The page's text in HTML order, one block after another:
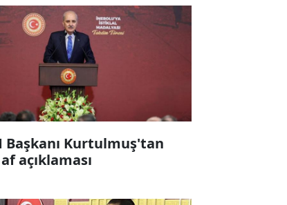
Başkanı Kurtulmuş'tan
açıklaması